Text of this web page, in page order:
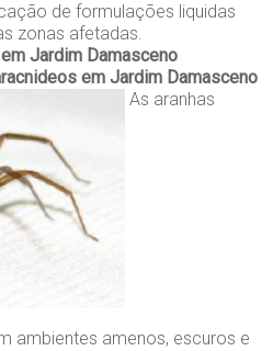
de formulações liquidas
zonas afetadas.
Jardim Damasceno
em Jardim Damasceno
As aranhas
ambientes amenos, escuros e